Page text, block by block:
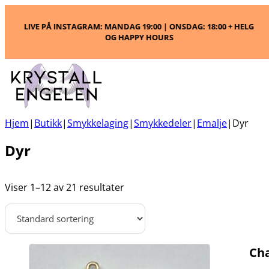
GRATIS FRAKT PÅ ORDRE OVER 1100,-
Hjem| Butikk|Smykkelaging|Smykkedeler| Emalje| Dyr
Dyr
Viser 1–12 av 21 resultater